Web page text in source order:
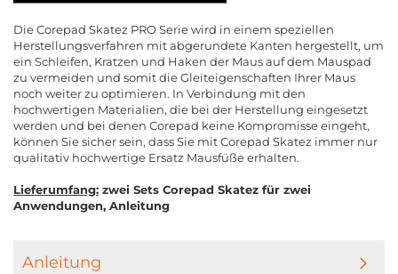
Die Corepad Skatez PRO Serie wird in einem speziellen
Herstellungsverfahren mit abgerundete Kanten hergestellt, um
ein Schleifen, Kratzen und Haken der Maus auf dem Mauspad
zu vermeiden und somit die Gleiteigenschaften Ihrer Maus
noch weiter zu optimieren. In Verbindung mit den
hochwertigen Materialien, die bei der Herstellung eingesetzt
werden und bei denen Corepad keine Kompromisse eingeht,
können Sie sicher sein, dass Sie mit Corepad Skatez immer nur
qualitativ hochwertige Ersatz Mausfüße erhalten.
Lieferumfang: zwei Sets Corepad Skatez für zwei
Anwendungen, Anleitung
Anleitung